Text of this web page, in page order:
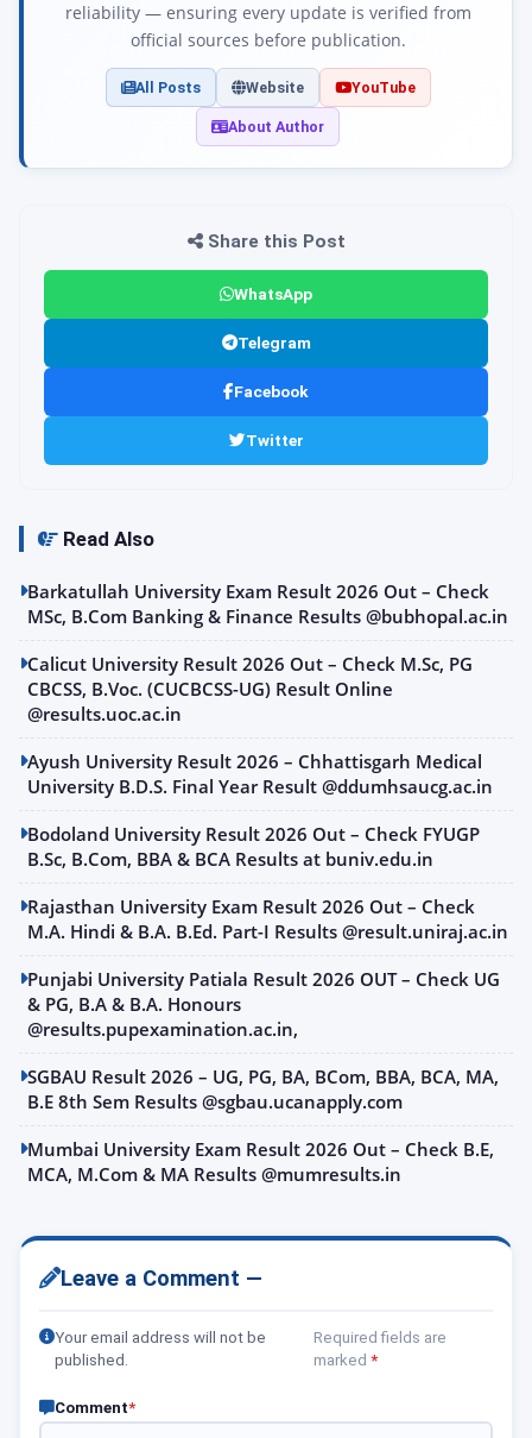
reliability — ensuring every update is verified from
official sources before publication.
All Posts Website YouTube
About Author
Share this Post
WhatsApp
Telegram
Facebook
Twitter
Read Also
Barkatullah University Exam Result 2026 Out – Check
MSc, B.Com Banking & Finance Results @bubhopal.ac.in
Calicut University Result 2026 Out – Check M.Sc, PG
CBCSS, B.Voc. (CUCBCSS-UG) Result Online
@results.uoc.ac.in
Ayush University Result 2026 – Chhattisgarh Medical
University B.D.S. Final Year Result @ddumhsaucg.ac.in
Bodoland University Result 2026 Out – Check FYUGP
B.Sc, B.Com, BBA & BCA Results at buniv.edu.in
Rajasthan University Exam Result 2026 Out – Check
M.A. Hindi & B.A. B.Ed. Part-I Results @result.uniraj.ac.in
Punjabi University Patiala Result 2026 OUT – Check UG
& PG, B.A & B.A. Honours
@results.pupexamination.ac.in,
SGBAU Result 2026 – UG, PG, BA, BCom, BBA, BCA, MA,
B.E 8th Sem Results @sgbau.ucanapply.com
Mumbai University Exam Result 2026 Out – Check B.E,
MCA, M.Com & MA Results @mumresults.in
Leave a Comment —
Your email address will not be
published.
Required fields are
marked *
Comment*